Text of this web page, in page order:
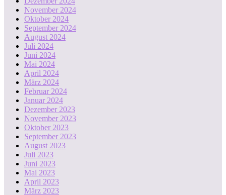
November 2024
Oktober 2024
September 2024
August 2024
Juli 2024
Juni 2024
Mai 2024
April 2024
März 2024
Februar 2024
Januar 2024
Dezember 2023
November 2023
Oktober 2023
September 2023
August 2023
Juli 2023
Juni 2023
Mai 2023
April 2023
März 2023